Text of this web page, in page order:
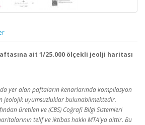
ait 1/25.000 ölçekli jeolji haritası
yer alan paftaların kenarlarında kompilasyon
jeolojik uyumsuzluklar bulunabilmektedir.
üretilen ve (CBS) Coğrafi Bilgi Sistemleri
telif ve iktibas hakkı MTA'ya aittir. Bu